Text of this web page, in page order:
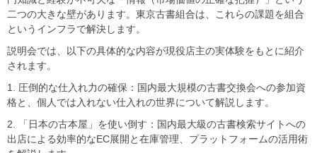
二つの大きな壁があります。東京古書組合は、これらの課題を組合
というインフラで解決します。
説明会では、以下の具体的な内容が現役店主の実体験をもとに紹介
されます。
1. 圧倒的な仕入れ力の確保：国内最大規模の古書交換会への参加資
格と、個人では入れない仕入れの世界について解説します。
2. 「日本の古本屋」を使い倒す：国内最大級の古書検索サイトへの
出店による効率的なEC展開と在庫管理、プラットフォームの活用術